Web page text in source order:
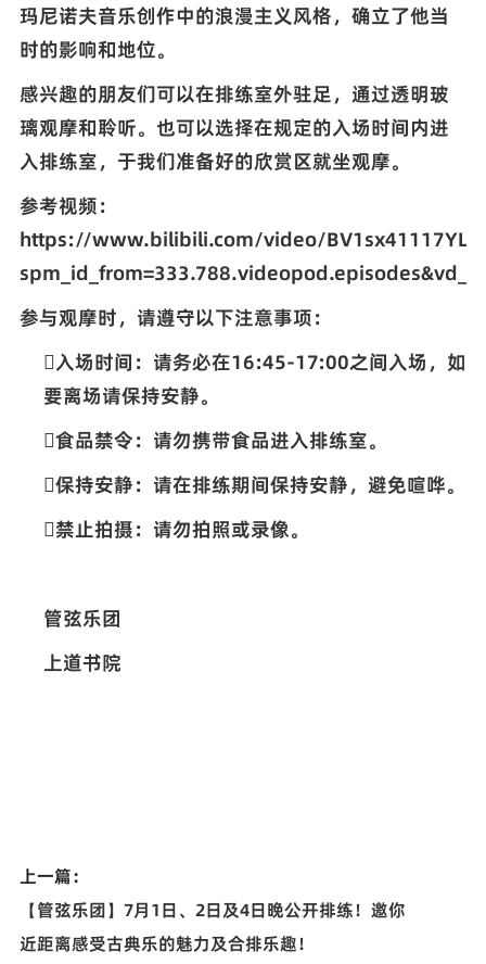
玛尼诺夫音乐创作中的浪漫主义风格，确立了他当
时的影响和地位。
感兴趣的朋友们可以在排练室外驻足，通过透明玻
璃观摩和聆听。也可以选择在规定的入场时间内进
入排练室，于我们准备好的欣赏区就坐观摩。
参考视频：
https://www.bilibili.com/video/BV1sx41117YL?
参与观摩时，请遵守以下注意事项：
入场时间：请务必在16:45-17:00之间入场，如
要离场请保持安静。
食品禁令：请勿携带食品进入排练室。
保持安静：请在排练期间保持安静，避免喧哗。
禁止拍摄：请勿拍照或录像。
管弦乐团
上道书院
上一篇：
【管弦乐团】7月1日、2日及4日晚公开排练！邀你
近距离感受古典乐的魅力及合排乐趣！